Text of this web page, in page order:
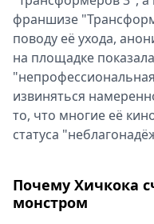
франшизе
поводу её ухода,
на площадке
извиняться
то, что многие её
статуса
Почему Хичкока
монстром